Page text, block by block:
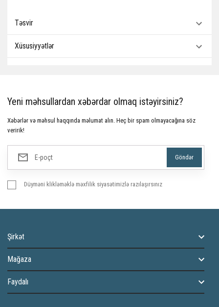
Təsvir
Xüsusiyyətlər
Yeni məhsullardan xəbərdar olmaq istəyirsiniz?
Xəbərlər və məhsul haqqında məlumat alın. Heç bir spam olmayacağına söz
veririk!
Düyməni klikləməklə məxfilik siyasətimizlə razılaşırsınız
Şirkət
Mağaza
Faydalı